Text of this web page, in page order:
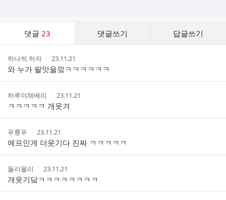
댓글23 댓글쓰기 답글쓰기
스
작
성
자
하나씩 하자
작
성
시
간
23.11.21
와 누가 팔앗을깤ㅋㅋㅋㅋㅋㅋ
작
성
자
하루야채베리
작
성
시
간
23.11.21
ㅋㅋㅋㅋㅋ 개웃겨
작
성
자
푸륭푸
작
성
시
간
23.11.21
에프인게 더웃기다 진짜 ㅋㅋㅋㅋㅋ
작
성
자
돌리몰리
작
성
시
간
23.11.21
개웃기닼ㅋㅋㅋㅋㅋㅋㅋㅋ